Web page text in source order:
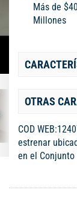
Más de
Millones
OTRAS
COD
estrenar
en el
Valle del Lili,
cuenta con